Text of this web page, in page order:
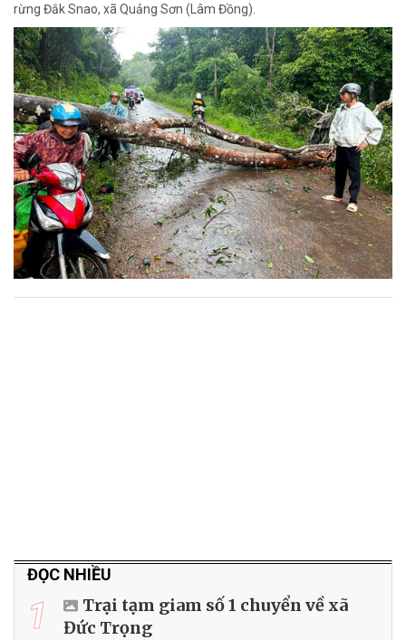
rừng Đắk Snao, xã Quảng Sơn (Lâm Đồng).
ĐỌC NHIỀU
1
Trại tạm giam số 1 chuyển về xã
Đức Trọng